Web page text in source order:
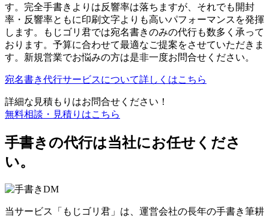
す。完全手書きよりは反響率は落ちますが、それでも開封
率・反響率ともに印刷文字よりも高いパフォーマンスを発揮
します。もじゴリ君では宛名書きのみの代行も数多く承って
おります。予算に合わせて最適なご提案をさせていただきま
す。新規営業でお悩みの方は是非一度お問合せください。
宛名書き代行サービスについて詳しくはこちら
詳細な見積もりはお問合せください！
無料相談・見積りはこちら
手書きの代行は当社にお任せくださ
い。
当サービス「もじゴリ君」は、運営会社の長年の手書き筆耕